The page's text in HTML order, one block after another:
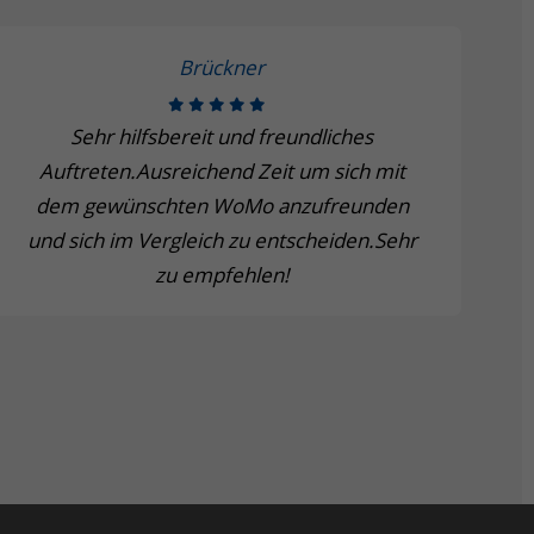
Brückner
Sehr hilfsbereit und freundliches
Auftreten.Ausreichend Zeit um sich mit
dem gewünschten WoMo anzufreunden
und sich im Vergleich zu entscheiden.Sehr
zu empfehlen!